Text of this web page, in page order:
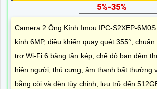
5%-35%
Camera 2 Ống Kính Imou IPC-S2XEP-
kính 6MP, điều khiển quay quét 355°,
trợ Wi-Fi 6 băng tần kép, chế độ ban đêm
hiện người, thú cưng, âm thanh bất thường
bằng còi và đèn tùy chỉnh, lưu trữ đến